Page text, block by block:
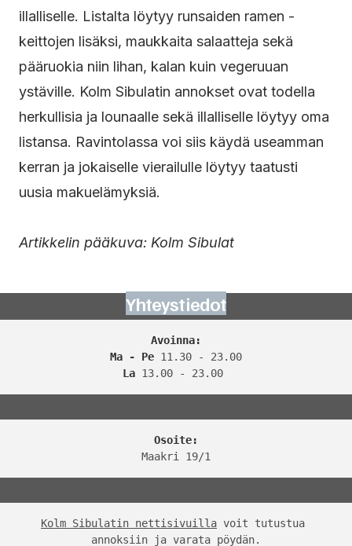
illalliselle. Listalta löytyy runsaiden ramen -
keittojen lisäksi, maukkaita salaatteja sekä
pääruokia niin lihan, kalan kuin vegeruuan
ystäville. Kolm Sibulatin annokset ovat todella
herkullisia ja lounaalle sekä illalliselle löytyy oma
listansa. Ravintolassa voi siis käydä useamman
kerran ja jokaiselle vierailulle löytyy taatusti
uusia makuelämyksiä.
Artikkelin pääkuva: Kolm Sibulat
Yhteystiedot
Avoinna:
Ma - Pe
La 13.00 - 23.00
Osoite:
Maakri 19/1
Kolm Sibulatin nettisivuilla voit tutustua
annoksiin ja varata pöydän.